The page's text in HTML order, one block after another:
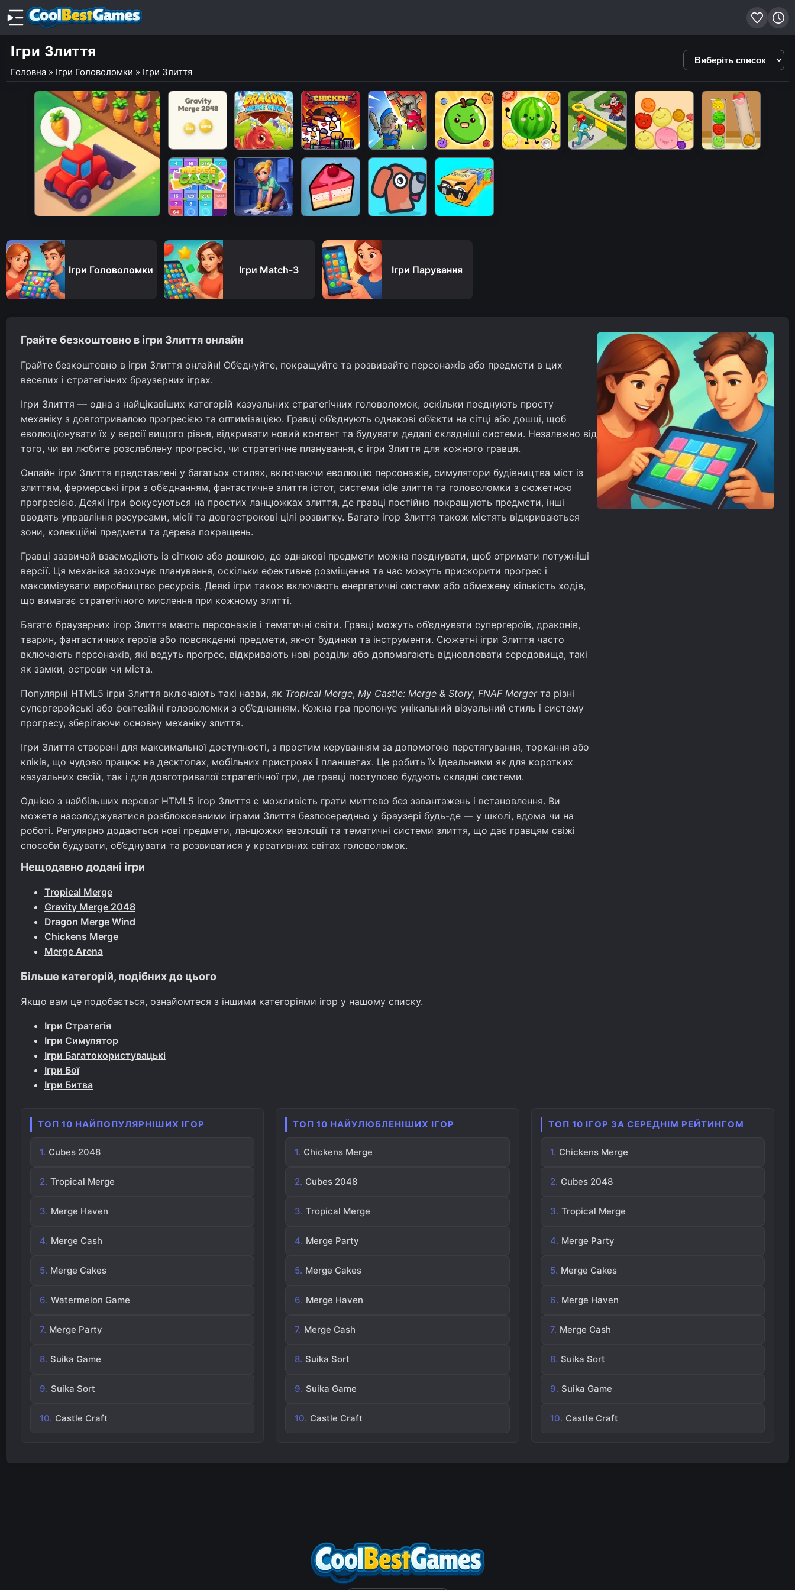
Ігри Злиття
Головна » Ігри Головоломки » Ігри Злиття
Виберіть
список
Грайте безкоштовно в ігри Злиття онлайн
Грайте безкоштовно в ігри Злиття онлайн! Об’єднуйте, покращуйте та розвивайте персонажів або предмети в цих
веселих і стратегічних браузерних іграх.
Ігри Злиття — одна з найцікавіших категорій казуальних стратегічних головоломок, оскільки поєднують просту
механіку з довготривалою прогресією та оптимізацією. Гравці об’єднують однакові об’єкти на сітці або дошці, щоб
еволюціонувати їх у версії вищого рівня, відкривати новий контент та будувати дедалі складніші системи. Незалежно від
того, чи ви любите розслаблену прогресію, чи стратегічне планування, є ігри Злиття для кожного гравця.
Онлайн ігри Злиття представлені у багатьох стилях, включаючи еволюцію персонажів, симулятори будівництва міст із
злиттям, фермерські ігри з об’єднанням, фантастичне злиття істот, системи idle злиття та головоломки з сюжетною
прогресією. Деякі ігри фокусуються на простих ланцюжках злиття, де гравці постійно покращують предмети, інші
вводять управління ресурсами, місії та довгострокові цілі розвитку. Багато ігор Злиття також містять відкриваються
зони, колекційні предмети та дерева покращень.
Гравці зазвичай взаємодіють із сіткою або дошкою, де однакові предмети можна поєднувати, щоб отримати потужніші
версії. Ця механіка заохочує планування, оскільки ефективне розміщення та час можуть прискорити прогрес і
максимізувати виробництво ресурсів. Деякі ігри також включають енергетичні системи або обмежену кількість ходів,
що вимагає стратегічного мислення при кожному злитті.
Багато браузерних ігор Злиття мають персонажів і тематичні світи. Гравці можуть об’єднувати супергероїв, драконів,
тварин, фантастичних героїв або повсякденні предмети, як-от будинки та інструменти. Сюжетні ігри Злиття часто
включають персонажів, які ведуть прогрес, відкривають нові розділи або допомагають відновлювати середовища, такі
як замки, острови чи міста.
Популярні HTML5 ігри Злиття включають такі назви, як Tropical Merge, My Castle: Merge & Story, FNAF Mergerта різні
супергеройські або фентезійні головоломки з об’єднанням. Кожна гра пропонує унікальний візуальний стиль і систему
прогресу, зберігаючи основну механіку злиття.
Ігри Злиття створені для максимальної доступності, з простим керуванням за допомогою перетягування, торкання або
кліків, що чудово працює на десктопах, мобільних пристроях і планшетах. Це робить їх ідеальними як для коротких
казуальних сесій, так і для довготривалої стратегічної гри, де гравці поступово будують складні системи.
Однією з найбільших переваг HTML5 ігор Злиття є можливість грати миттєво без завантажень і встановлення. Ви
можете насолоджуватися розблокованими іграми Злиття безпосередньо у браузері будь-де — у школі, вдома чи на
роботі. Регулярно додаються нові предмети, ланцюжки еволюції та тематичні системи злиття, що дає гравцям свіжі
способи будувати, об’єднувати та розвиватися у креативних світах головоломок.
Нещодавно додані ігри
Tropical Merge
Gravity Merge 2048
Dragon Merge Wind
Chickens Merge
Merge Arena
Більше категорій, подібних до цього
Якщо вам це подобається, ознайомтеся з іншими категоріями ігор у нашому списку.
Ігри Стратегія
Ігри Симулятор
Ігри Багатокористувацькі
Ігри Бої
Ігри Битва
ТОП 10 НАЙПОПУЛЯРНІШИХ ІГОР
Cubes 2048
Tropical Merge
Merge Haven
Merge Cash
Merge Cakes
Watermelon Game
Merge Party
Suika Game
Suika Sort
Castle Craft
ТОП 10 НАЙУЛЮБЛЕНІШИХ ІГОР
Chickens Merge
Cubes 2048
Tropical Merge
Merge Party
Merge Cakes
Merge Haven
Merge Cash
Suika Sort
Suika Game
Castle Craft
ТОП 10 ІГОР ЗА СЕРЕДНІМ РЕЙТИНГОМ
Chickens Merge
Cubes 2048
Tropical Merge
Merge Party
Merge Cakes
Merge Haven
Merge Cash
Suika Sort
Suika Game
Castle Craft
Ігри Головоломки Ігри Match-3 Ігри Парування